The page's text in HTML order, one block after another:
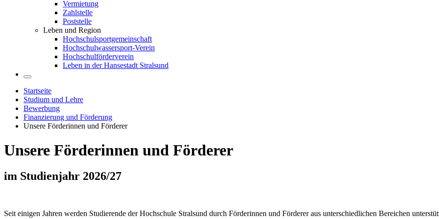
Vermietung
Zahlstelle
Poststelle
Leben und Region
Hochschulsportgemeinschaft
Hochschulwassersport-Verein
Hochschulförderverein
Leben in der Hansestadt Stralsund
Startseite
Studium und Lehre
Bewerbung
Finanzierung und Förderung
Unsere Förderinnen und Förderer
Un­se­re För­de­rin­nen und För­de­rer
im Stu­di­en­jahr 2026/27
Seit einigen Jahren werden Studierende der Hochschule Stralsund durch Förderinnen und Förderer aus unterschiedlichen Bereichen